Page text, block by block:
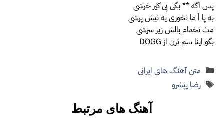
پس اگه ** بگی پی کیر خرشی
به پا اَ ما نخوری یه نیش پرشی
مث تخمام بالش زیر سرشی
‫بگو اینا سم ترن از DOGG
دسته‌ها
متن آهنگ های ایرانی
برچسب‌ها
رضا پیشرو
آهنگ های مرتبط